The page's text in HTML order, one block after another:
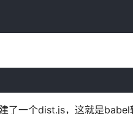
了一个dist.js，这就是babel